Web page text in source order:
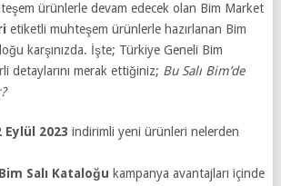
ürünlerle devam edecek olan Bim Market
etiketli muhteşem ürünlerle hazırlanan Bim
karşınızda. İşte; Türkiye Geneli Bim
detaylarını merak ettiğiniz; Bu Salı Bim’de
2023 indirimli yeni ürünleri nelerden
Salı Kataloğu kampanya avantajları içinde